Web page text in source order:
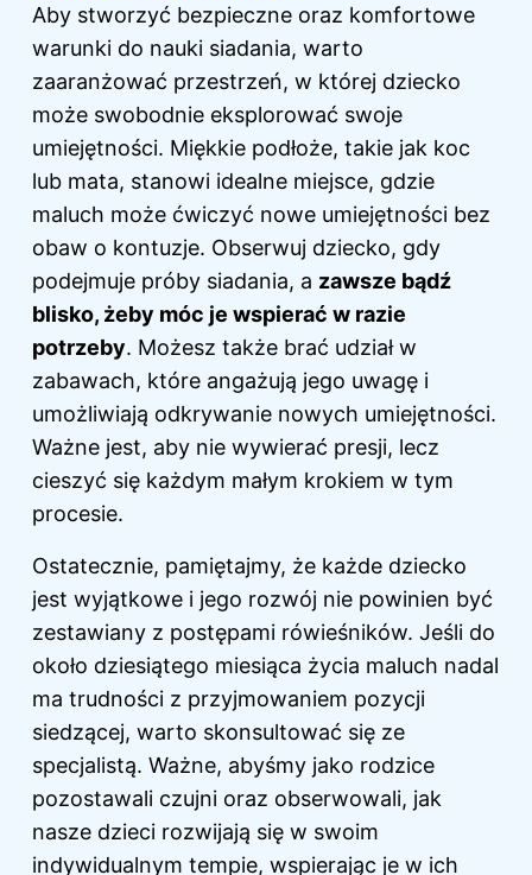
Aby stworzyć bezpieczne oraz komfortowe
warunki do nauki siadania, warto
zaaranżować przestrzeń, w której dziecko
może swobodnie eksplorować swoje
umiejętności. Miękkie podłoże, takie jak koc
lub mata, stanowi idealne miejsce, gdzie
maluch może ćwiczyć nowe umiejętności bez
obaw o kontuzje. Obserwuj dziecko, gdy
podejmuje próby siadania, a zawsze bądź
blisko, żeby móc je wspierać w razie
potrzeby. Możesz także brać udział w
zabawach, które angażują jego uwagę i
umożliwiają odkrywanie nowych umiejętności.
Ważne jest, aby nie wywierać presji, lecz
cieszyć się każdym małym krokiem w tym
procesie.
Ostatecznie, pamiętajmy, że każde dziecko
jest wyjątkowe i jego rozwój nie powinien być
zestawiany z postępami rówieśników. Jeśli do
około dziesiątego miesiąca życia maluch nadal
ma trudności z przyjmowaniem pozycji
siedzącej, warto skonsultować się ze
specjalistą. Ważne, abyśmy jako rodzice
pozostawali czujni oraz obserwowali, jak
nasze dzieci rozwijają się w swoim
indywidualnym tempie, wspierając je w ich